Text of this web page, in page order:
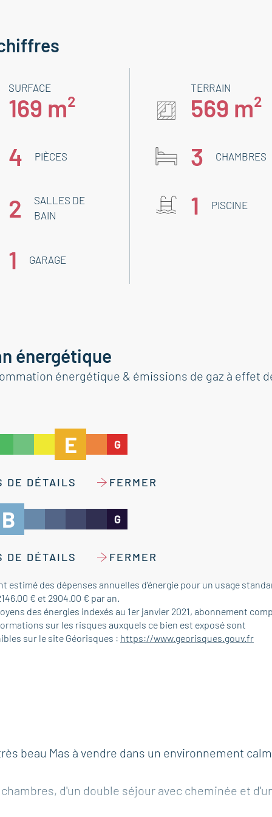
SURFACE
169 m²
TERRAIN
569 m²
4
PIÈCES 3 CHAMBRES
2
SALLES DE
BAIN
1 PISCINE
1 GARAGE
énergétique
énergétique & émissions de gaz à effet
E G
DE DÉTAILS FERMER
B G
DE DÉTAILS FERMER
estimé des dépenses annuelles d'énergie pour un usage
€ et 2904.00 € par an.
des énergies indexés au 1er janvier 2021, abonnement
sur les risques auxquels ce bien est exposé sont
sur le site Géorisques : https://www.georisques.gouv.fr
beau Mas à vendre dans un environnement
d'un double séjour avec cheminée et